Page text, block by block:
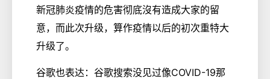
新冠肺炎疫情的危害彻底沒有造成大家的留
意，而此次升级，算作疫情以后的初次重特大
升级了。
谷歌也表达：谷歌搜索没见过像COVID-19那